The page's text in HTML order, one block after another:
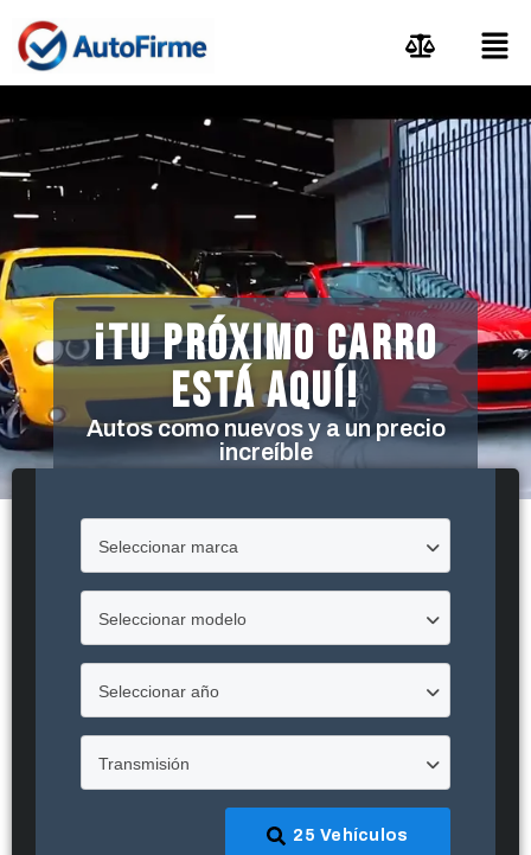
¡TU PRÓXIMO CARRO
ESTÁ AQUÍ!
Autos como nuevos y a un precio
increíble
Seleccionar marca
Seleccionar modelo
Seleccionar año
Transmisión
25 Vehículos